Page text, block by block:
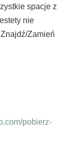
spacje z
nie
Zamień
pobierz-